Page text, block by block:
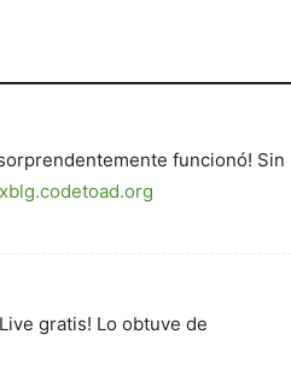
funcionó! Sin
gratis! Lo obtuve de